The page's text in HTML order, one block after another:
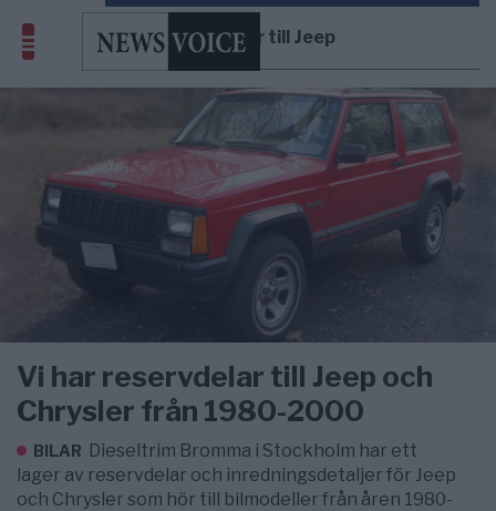
reservdelar till Jeep
Vi har reservdelar till Jeep och
Chrysler från 1980-2000
BILAR Dieseltrim Bromma i Stockholm har ett
lager av reservdelar och inredningsdetaljer för Jeep
och Chrysler som hör till bilmodeller från åren 1980-